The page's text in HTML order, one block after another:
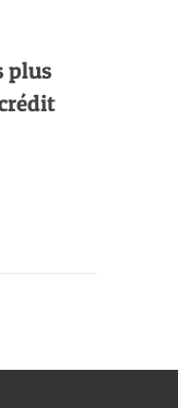
plus